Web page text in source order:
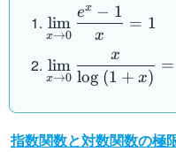
\displaystyle
\lim_{x \to
0}
\dfrac{e^x-
x→0
lim
x
ex − 1
= 1
\displaystyle
\lim_{x \to
=1
x→0
lim
log (1 + x)
x
=
指数関数と対数関数の極